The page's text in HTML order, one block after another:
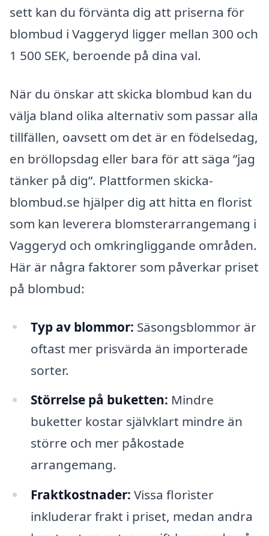
sett kan du förvänta dig att priserna för
blombud i Vaggeryd ligger mellan 300 och
1 500 SEK, beroende på dina val.
När du önskar att skicka blombud kan du
välja bland olika alternativ som passar alla
tillfällen, oavsett om det är en födelsedag,
en bröllopsdag eller bara för att säga ”jag
tänker på dig”. Plattformen skicka-
blombud.se hjälper dig att hitta en florist
som kan leverera blomsterarrangemang i
Vaggeryd och omkringliggande områden.
Här är några faktorer som påverkar priset
på blombud:
Typ av blommor: Säsongsblommor är
oftast mer prisvärda än importerade
sorter.
Störrelse på buketten: Mindre
buketter kostar självklart mindre än
större och mer påkostade
arrangemang.
Fraktkostnader: Vissa florister
inkluderar frakt i priset, medan andra